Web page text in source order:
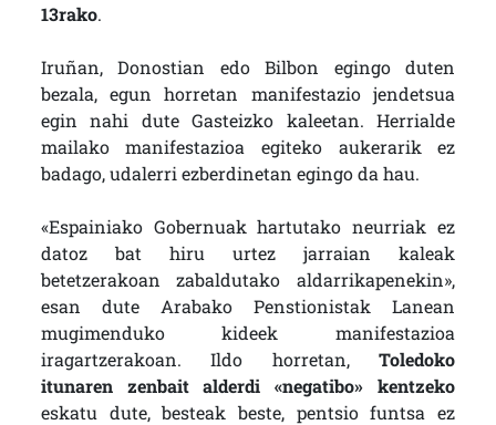
13rako.
Iruñan, Donostian edo Bilbon egingo duten
bezala, egun horretan manifestazio jendetsua
egin nahi dute Gasteizko kaleetan. Herrialde
mailako manifestazioa egiteko aukerarik ez
badago, udalerri ezberdinetan egingo da hau.
«Espainiako Gobernuak hartutako neurriak ez
datoz bat hiru urtez jarraian kaleak
betetzerakoan zabaldutako aldarrikapenekin»,
esan dute Arabako Penstionistak Lanean
mugimenduko kideek manifestazioa
iragartzerakoan.Ildo horretan,Toledoko
itunaren zenbait alderdi «negatibo» kentzeko
eskatu dute, besteak beste, pentsio funtsa ez